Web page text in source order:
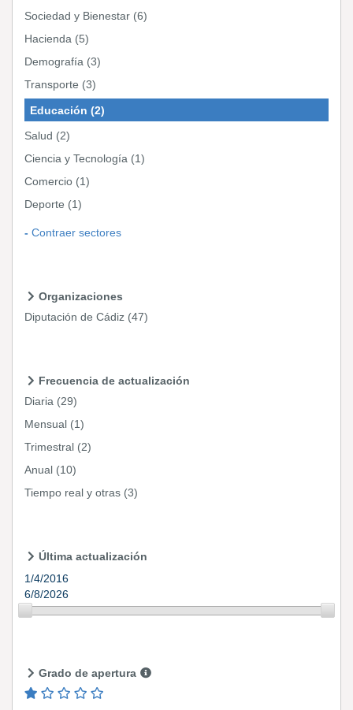
Sociedad y Bienestar (6)
Hacienda (5)
Demografía (3)
Transporte (3)
Educación (2)
Salud (2)
Ciencia y Tecnología (1)
Comercio (1)
Deporte (1)
Contraer sectores
Organizaciones
Diputación de Cádiz (47)
Frecuencia de actualización
Diaria (29)
Mensual (1)
Trimestral (2)
Anual (10)
Tiempo real y otras (3)
Última actualización
1/4/2016
6/8/2026
Grado de apertura